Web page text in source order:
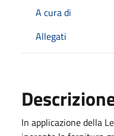
A cura di
Allegati
In applicazione della